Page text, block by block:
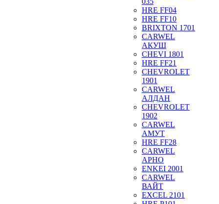
HRE FF04
HRE FF10
BRIXTON 1701
CARWEL
АКУШ
CHEVI 1801
HRE FF21
CHEVROLET
1901
CARWEL
АЛДАН
CHEVROLET
1902
CARWEL
АМУТ
HRE FF28
CARWEL
АРНО
ENKEI 2001
CARWEL
ВАЙТ
EXCEL 2101